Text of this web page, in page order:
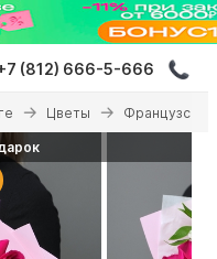
(812) 666-5-666
Цветы